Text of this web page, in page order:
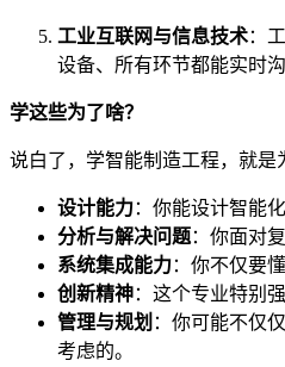
工业互联网与信息技术：
设备、所有环节都能实时
学这些为了啥？
说白了，学智能制造工程，就是
设计能力：你能设计智能
分析与解决问题：你面对
系统集成能力：你不仅要
创新精神：这个专业特别
管理与规划 ：你可能不仅
考虑的。